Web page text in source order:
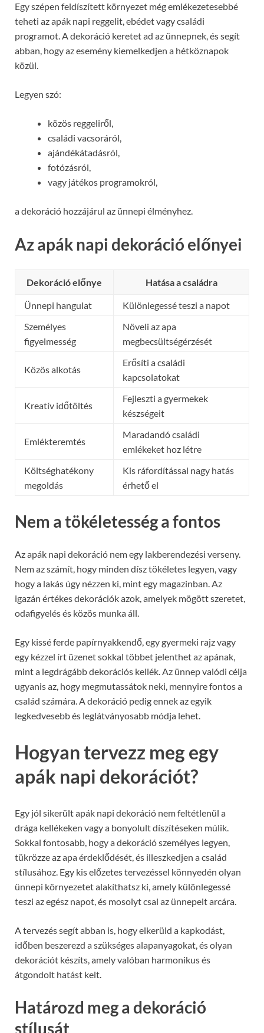
Egy szépen feldíszített környezet még emlékezetesebbé
teheti az apák napi reggelit, ebédet vagy családi
programot. A dekoráció keretet ad az ünnepnek, és segít
abban, hogy az esemény kiemelkedjen a hétköznapok
közül.
Legyen szó:
közös reggeliről,
családi vacsoráról,
ajándékátadásról,
fotózásról,
vagy játékos programokról,
a dekoráció hozzájárul az ünnepi élményhez.
Az apák napi dekoráció előnyei
Dekoráció előnye Hatása a családra
Ünnepi hangulat
Különlegessé teszi a napot
Személyes
figyelmesség
Növeli az apa
megbecsültségérzését
Közös alkotás
Erősíti a családi
kapcsolatokat
Kreatív időtöltés
Fejleszti a gyermekek
készségeit
Emlékteremtés
Maradandó családi
emlékeket hoz létre
Költséghatékony
megoldás
Kis ráfordítással nagy hatás
érhető el
Nem a tökéletesség a fontos
Az apák napi dekoráció nem egy lakberendezési verseny.
Nem az számít, hogy minden dísz tökéletes legyen, vagy
hogy a lakás úgy nézzen ki, mint egy magazinban. Az
igazán értékes dekorációk azok, amelyek mögött szeretet,
odafigyelés és közös munka áll.
Egy kissé ferde papírnyakkendő, egy gyermeki rajz vagy
egy kézzel írt üzenet sokkal többet jelenthet az apának,
mint a legdrágább dekorációs kellék. Az ünnep valódi célja
ugyanis az, hogy megmutassátok neki, mennyire fontos a
család számára. A dekoráció pedig ennek az egyik
legkedvesebb és leglátványosabb módja lehet.
Hogyan tervezz meg egy
apák napi dekorációt?
Egy jól sikerült apák napi dekoráció nem feltétlenül a
drága kellékeken vagy a bonyolult díszítéseken múlik.
Sokkal fontosabb, hogy a dekoráció személyes legyen,
tükrözze az apa érdeklődését, és illeszkedjen a család
stílusához. Egy kis előzetes tervezéssel könnyedén olyan
ünnepi környezetet alakíthatsz ki, amely különlegessé
teszi az egész napot, és mosolyt csal az ünnepelt arcára.
A tervezés segít abban is, hogy elkerüld a kapkodást,
időben beszerezd a szükséges alapanyagokat, és olyan
dekorációt készíts, amely valóban harmonikus és
átgondolt hatást kelt.
Határozd meg a dekoráció
stílusát